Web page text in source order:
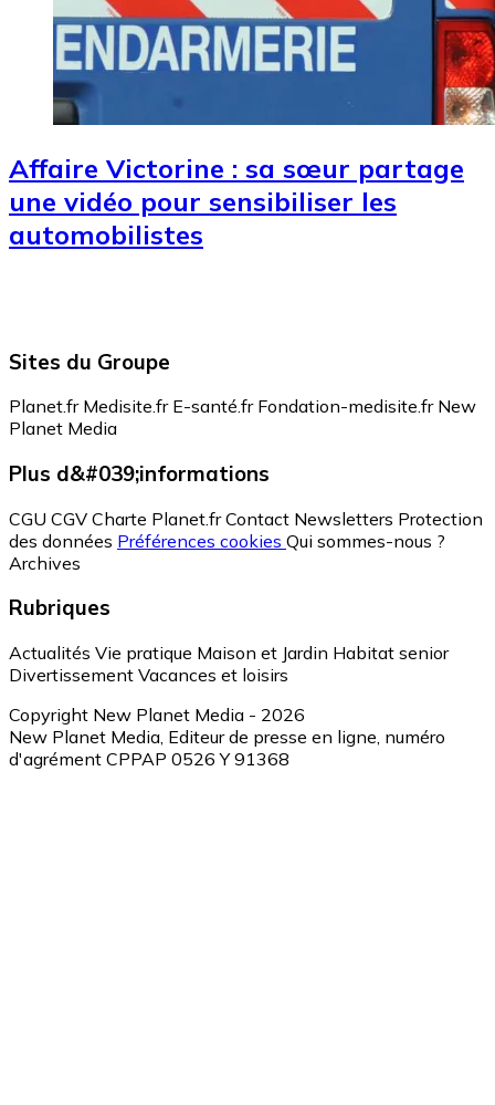
Affaire Victorine : sa sœur partage
une vidéo pour sensibiliser les
automobilistes
Sites du Groupe
Planet.fr Medisite.fr E-santé.fr Fondation-medisite.fr New
Planet Media
Plus d&#039;informations
CGU CGV Charte Planet.fr Contact Newsletters Protection
des données Préférences cookies Qui sommes-nous ?
Archives
Rubriques
Actualités Vie pratique Maison et Jardin Habitat senior
Divertissement Vacances et loisirs
Copyright New Planet Media - 2026
New Planet Media, Editeur de presse en ligne, numéro
d'agrément CPPAP 0526 Y 91368